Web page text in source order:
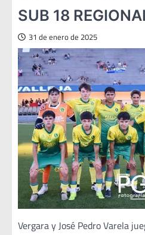
SUB 18
31 de enero de 2025
Vergara y José Pedro Varela